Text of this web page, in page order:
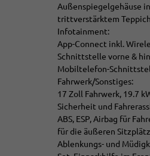
Außenspiegelgehäuse
trittverstärktem
Infotainment:
App-Connect inkl.
Schnittstelle vorne &
Mobiltelefon-
Fahrwerk/Sonstiges:
17 Zoll Fahrwerk, 19.7
Sicherheit und
ABS, ESP, Airbag für
für die äußeren
Ablenkungs- und